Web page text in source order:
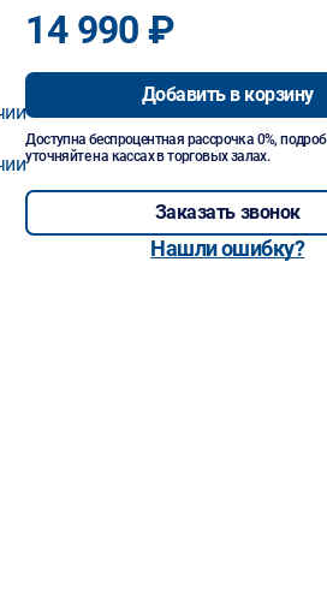
14 990 ₽
Добавить в корзину
Доступна беспроцентная рассрочка 0%,
уточняйте на кассах в торговых залах.
Заказать звонок
Нашли ошибку?